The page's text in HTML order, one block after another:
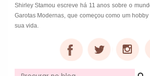
Shirley Stamou escreve há 11 anos sobre o
Garotas Modernas, que começou como um
sua vida.